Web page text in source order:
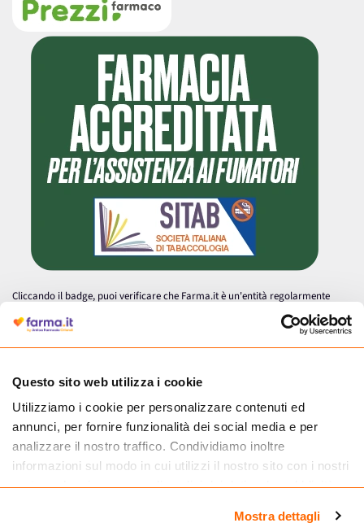
Questo sito web utilizza i cookie
Utilizziamo i cookie per personalizzare contenuti ed
annunci, per fornire funzionalità dei social media e per
analizzare il nostro traffico. Condividiamo inoltre
informazioni sul modo in cui utilizzi il nostro sito con i nostri
partner che si occupano di analisi dei dati web, pubblicità e
Mostra dettagli
Cliccando il badge, puoi verificare che Farma.it è un'entità regolarmente
autorizzata dal Ministero della Salute a effettuare la vendita online di
medicinali.